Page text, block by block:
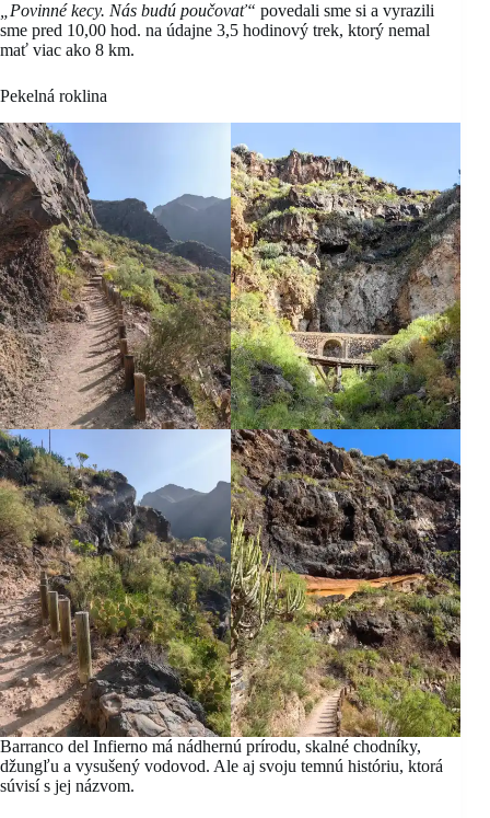
„Povinné kecy. Nás budú poučovať“ povedali sme si a vyrazili
sme pred 10,00 hod. na údajne 3,5 hodinový trek, ktorý nemal
mať viac ako 8 km.
Pekelná roklina
Barranco del Infierno má nádhernú prírodu, skalné chodníky,
džungľu a vysušený vodovod. Ale aj svoju temnú históriu, ktorá
súvisí s jej názvom.